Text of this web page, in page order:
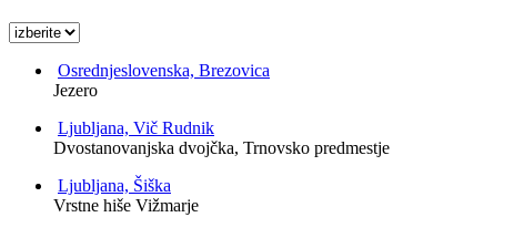
Osrednjeslovenska, Brezovica
Jezero
Ljubljana, Vič Rudnik
Dvostanovanjska dvojčka, Trnovsko predmestje
Ljubljana, Šiška
Vrstne hiše Vižmarje